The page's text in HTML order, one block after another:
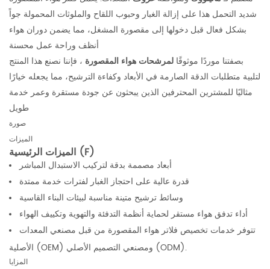
شديد التحمل هذا على إزالة الغبار وحبوب اللقاح والملوثات المحمولة جواً
بشكل فعال قبل دخولها إلى مقصورة المشغل، مما يضمن دوران هواء
أنظف وراحة عمل محسنة
بصفتنا موردًا موثوقًا لمرشحات هواء المقصورة ، فإننا نصنع هذا المنتج
لتلبية متطلبات الدقة الصارمة في الأبعاد وكفاءة الترشيح، مما يجعله خيارًا
مثاليًا للمشترين المحترفين الذين يبحثون عن جودة مستقرة وعمر خدمة
طويل
صورة
الميزات
الميزات الرئيسية (F)
أبعاد مصممة بدقة لتركيب الاستبدال المباشر
قدرة عالية على احتجاز الغبار لفترات خدمة ممتدة
وسائط ترشيح متينة مناسبة لبيئات البناء القاسية
أداء تدفق هواء مستقر لحماية أنظمة التدفئة والتهوية وتكييف الهواء
تتوفر خدمات تخصيص فلاتر هواء المقصورة من قبل مصنعي المعدات
الأصلية (OEM) ومصنعي التصميم الأصلي (ODM).
المزايا